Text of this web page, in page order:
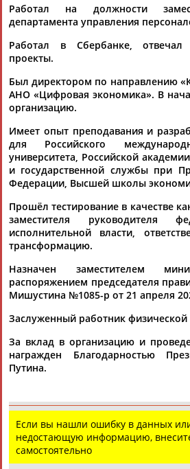
ТАБЛО АКТИВНОСТИ
ЦЕЛИ ПРОЕКТА
Вопросы сотрудничества и совместной
© Стадион, 1998-2026
Разработка и поддержка ООО НАИТ
Адресов в новостной рассылке: 996
Подпишись
Работал на должности
департамента управления
Работал в Сбербанке, отвечал
проекты.
Был директором по направлению
АНО «Цифровая экономика». В
организацию.
Имеет опыт преподавания и
для Российского
университета, Российской
и государственной службы при
Федерации, Высшей школы
Прошёл тестирование в качестве
заместителя руководителя
исполнительной власти,
трансформацию.
Назначен заместителем
распоряжением председателя
Мишустина №1085-р от 21 апреля
Заслуженный работник физической
За вклад в организацию и
награжден Благодарностью
Путина.
Если вы нашли ошибку в данных
недостающую информацию,
самостоятельно